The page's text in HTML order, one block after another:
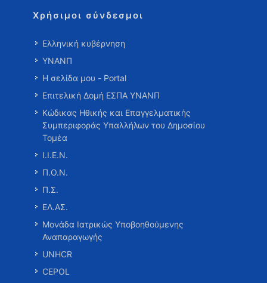
Χρήσιμοι σύνδεσμοι
Ελληνική κυβέρνηση
ΥΝΑΝΠ
Η σελίδα μου - Portal
Επιτελική Δομή ΕΣΠΑ ΥΝΑΝΠ
Κώδικας Ηθικής και Επαγγελματικής
Συμπεριφοράς Υπαλλήλων του Δημοσίου
Τομέα
Ι.Ι.Ε.Ν.
Π.Ο.Ν.
Π.Σ.
ΕΛ.ΑΣ.
Μονάδα Ιατρικώς Υποβοηθούμενης
Αναπαραγωγής
UNHCR
CEPOL